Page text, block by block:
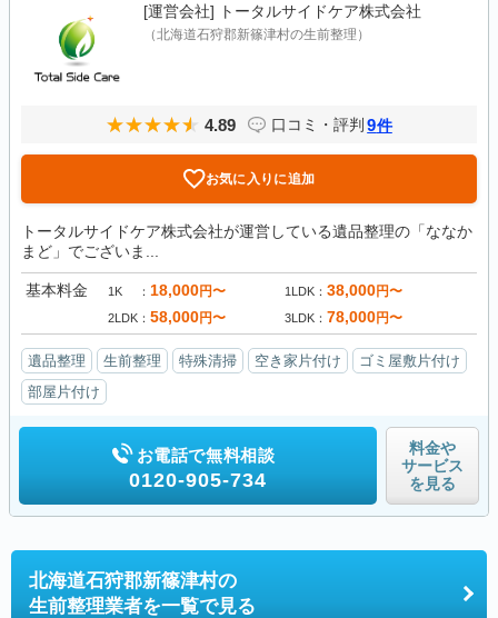
[運営会社] トータルサイドケア株式会社
（北海道石狩郡新篠津村の生前整理）
4.89 口コミ・評判 9件
お気に入りに追加
トータルサイドケア株式会社が運営している遺品整理の「ななか
まど」でございま...
基本料金 1K 18,000円〜 1LDK 38,000円〜
2LDK 58,000円〜 3LDK 78,000円〜
遺品整理 生前整理 特殊清掃 空き家片付け
ゴミ屋敷片付け
部屋片付け
お電話で無料相談
0120-905-734
料金や
サービス
を見る
北海道石狩郡新篠津村の
生前整理業者を一覧で見る